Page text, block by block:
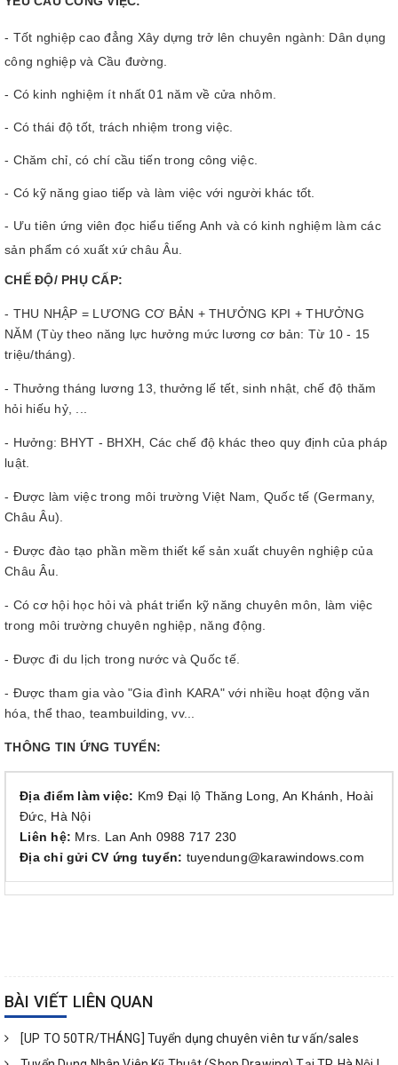
- Tốt nghiệp cao đẳng Xây dựng trở lên chuyên ngành: Dân dụng
công nghiệp và Cầu đường.
- Có kinh nghiệm ít nhất 01 năm về cửa nhôm.
- Có thái độ tốt, trách nhiệm trong việc.
- Chăm chỉ, có chí cầu tiến trong công việc.
- Có kỹ năng giao tiếp và làm việc với người khác tốt.
- Ưu tiên ứng viên đọc hiểu tiếng Anh và có kinh nghiệm làm các
sản phẩm có xuất xứ châu Âu.
CHẾ ĐỘ/ PHỤ CẤP:
- THU NHẬP = LƯƠNG CƠ BẢN + THƯỞNG KPI + THƯỞNG
NĂM (Tùy theo năng lực hưởng mức lương cơ bản: Từ 10 - 15
triệu/tháng).
- Thưởng tháng lương 13, thưởng lế tết, sinh nhật, chế độ thăm
hỏi hiếu hỷ, ...
- Hưởng: BHYT - BHXH, Các chế độ khác theo quy định của pháp
luật.
- Được làm việc trong môi trường Việt Nam, Quốc tế (Germany,
Châu Âu).
- Được đào tạo phần mềm thiết kế sản xuất chuyên nghiệp của
Châu Âu.
- Có cơ hội học hỏi và phát triển kỹ năng chuyên môn, làm việc
trong môi trường chuyên nghiệp, năng động.
- Được đi du lịch trong nước và Quốc tế.
- Được tham gia vào "Gia đình KARA" với nhiều hoạt động văn
hóa, thể thao, teambuilding, vv...
THÔNG TIN ỨNG TUYỂN:
Địa điểm làm việc: Km9 Đại lộ Thăng Long, An Khánh, Hoài
Đức, Hà Nội
Liên hệ: Mrs. Lan Anh 0988 717 230
Địa chỉ gửi CV ứng tuyển: tuyendung@karawindows.com
BÀI VIẾT LIÊN QUAN
[UP TO 50TR/THÁNG] Tuyển dụng chuyên viên tư vấn/sales